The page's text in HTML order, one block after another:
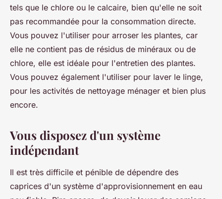
tels que le chlore ou le calcaire, bien qu'elle ne soit
pas recommandée pour la consommation directe.
Vous pouvez l'utiliser pour arroser les plantes, car
elle ne contient pas de résidus de minéraux ou de
chlore, elle est idéale pour l'entretien des plantes.
Vous pouvez également l'utiliser pour laver le linge,
pour les activités de nettoyage ménager et bien plus
encore.
Vous disposez d'un système
indépendant
Il est très difficile et pénible de dépendre des
caprices d'un système d'approvisionnement en eau